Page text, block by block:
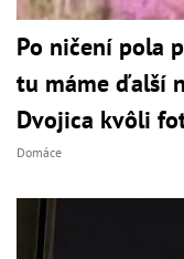
Po ničení pola
tu máme ďalší
Dvojica kvôli
Domáce